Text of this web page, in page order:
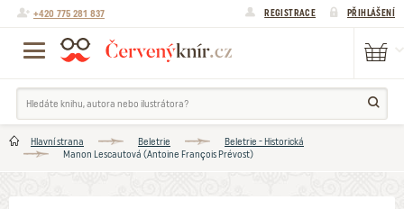
+420 775 281 837 REGISTRACE PŘIHLÁŠENÍ
Hlavní strana Beletrie
Beletrie - Historická
Manon Lescautová (Antoine François Prévost)